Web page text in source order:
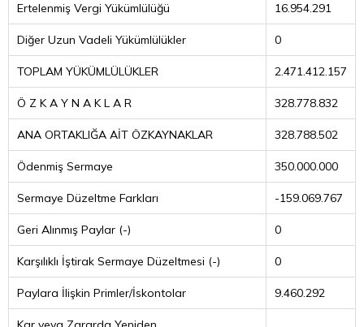
Ertelenmiş Vergi Yükümlülüğü 16.954.291
Diğer Uzun Vadeli Yükümlülükler 0
TOPLAM YÜKÜMLÜLÜKLER 2.471.412.157
Ö Z K A Y N A K L A R 328.778.832
ANA ORTAKLIĞA AİT ÖZKAYNAKLAR 328.788.502
Ödenmiş Sermaye 350.000.000
Sermaye Düzeltme Farkları -159.069.767
Geri Alınmış Paylar (-) 0
Karşılıklı İştirak Sermaye Düzeltmesi (-) 0
Paylara İlişkin Primler/İskontolar 9.460.292